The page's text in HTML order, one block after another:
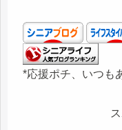
*応援ポチ、いつも